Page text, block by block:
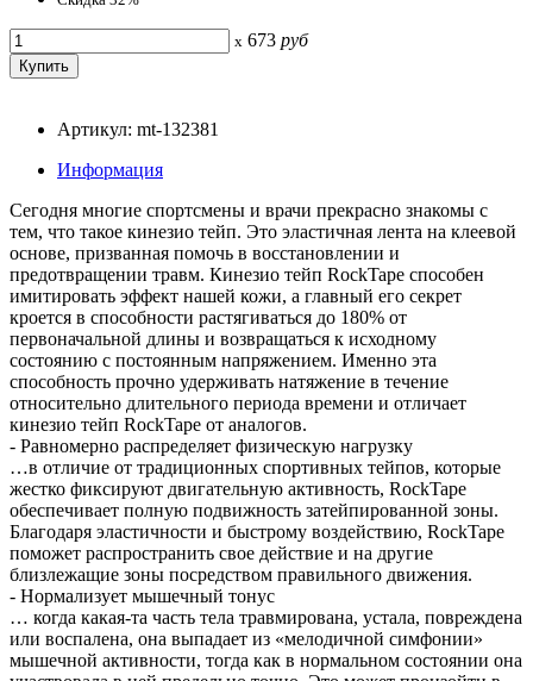
x 673 руб
Артикул: mt-132381
Информация
Сегодня многие спортсмены и врачи прекрасно знакомы с
тем, что такое кинезио тейп. Это эластичная лента на клеевой
основе, призванная помочь в восстановлении и
предотвращении травм. Кинезио тейп RockTape способен
имитировать эффект нашей кожи, а главный его секрет
кроется в способности растягиваться до 180% от
первоначальной длины и возвращаться к исходному
состоянию с постоянным напряжением. Именно эта
способность прочно удерживать натяжение в течение
относительно длительного периода времени и отличает
кинезио тейп RockTape от аналогов.
- Равномерно распределяет физическую нагрузку
…в отличие от традиционных спортивных тейпов, которые
жестко фиксируют двигательную активность, RockTape
обеспечивает полную подвижность затейпированной зоны.
Благодаря эластичности и быстрому воздействию, RockTape
поможет распространить свое действие и на другие
близлежащие зоны посредством правильного движения.
- Нормализует мышечный тонус
… когда какая-та часть тела травмирована, устала, повреждена
или воспалена, она выпадает из «мелодичной симфонии»
мышечной активности, тогда как в нормальном состоянии она